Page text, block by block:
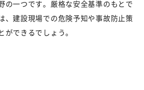
の一つです。厳格な安全基準のもとで
、建設現場での危険予知や事故防止策
ができるでしょう。